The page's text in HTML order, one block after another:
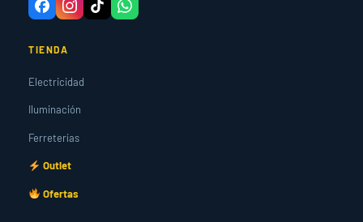
TIENDA
Electricidad
Iluminación
Ferreterías
Outlet
Ofertas